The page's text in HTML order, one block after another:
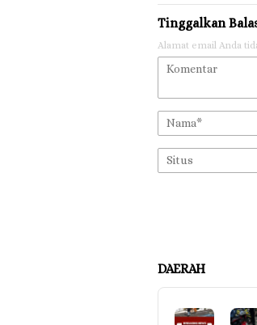
Tinggalkan
Alamat email Anda
DAERAH